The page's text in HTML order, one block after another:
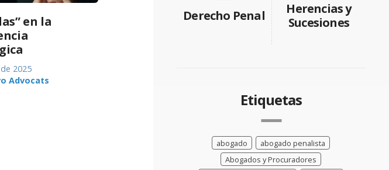
en la
2025
Advocats
Derecho Penal
Herencias y
Sucesiones
Etiquetas
abogado
abogado penalista
Abogados y Procuradores